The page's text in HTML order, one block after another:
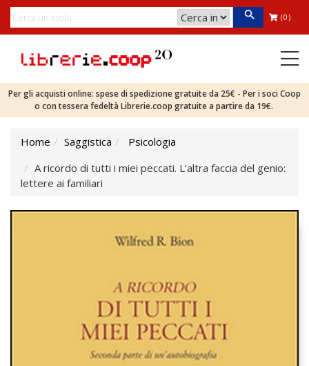
(0)
Per gli acquisti online: spese di spedizione gratuite da 25€ - Per i soci Coop
o con tessera fedeltà Librerie.coop gratuite a partire da 19€.
Home Saggistica
Psicologia
A ricordo di tutti i miei peccati. L'altra faccia del genio:
lettere ai familiari